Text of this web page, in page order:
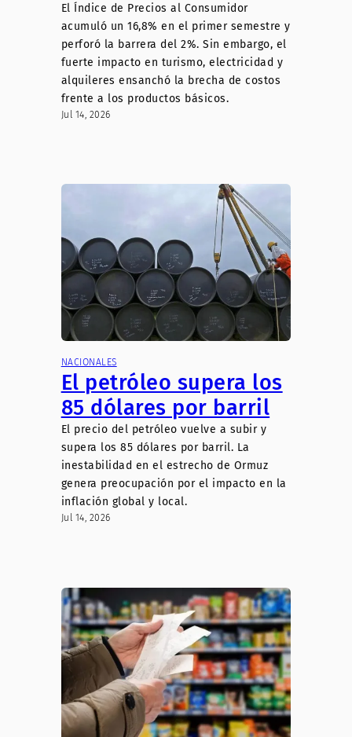
El Índice de Precios al Consumidor
acumuló un 16,8% en el primer semestre y
perforó la barrera del 2%. Sin embargo, el
fuerte impacto en turismo, electricidad y
alquileres ensanchó la brecha de costos
frente a los productos básicos.
Jul 14, 2026
NACIONALES
El petróleo supera los
85 dólares por barril
El precio del petróleo vuelve a subir y
supera los 85 dólares por barril. La
inestabilidad en el estrecho de Ormuz
genera preocupación por el impacto en la
inflación global y local.
Jul 14, 2026